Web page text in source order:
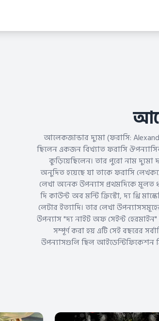
আলেকজান্ডার দ্যুমা (ফরাসি:
ছিলেন একজন বিখ্যাত ফরাসি
কুড়িয়েছিলেন। তার পুরো নাম দ্যুমা
অনুদিত হয়েছে যা তাকে ফরাসি
লেখা অনেক উপন্যাস প্রথমদিকে মূলত
দি কাউন্ট অব মন্টি ক্রিস্টো, দ্য থ্রি
লেটার ইত্যাদি। তার লেখা
উপন্যাস "দ্য নাইট অফ সেইন্ট হেরমাইন"
সম্পূর্ণ করা হয় এটি সেই বছরের
উপন্যাসগুলি ছিল আইডেন্টিফিকেশন